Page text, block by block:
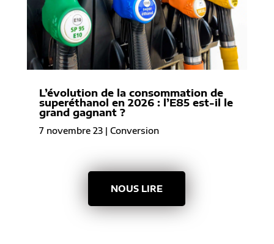
L’évolution de la consommation de
superéthanol en 2026 : l’E85 est-il le
grand gagnant ?
7 novembre 23| Conversion
NOUS LIRE